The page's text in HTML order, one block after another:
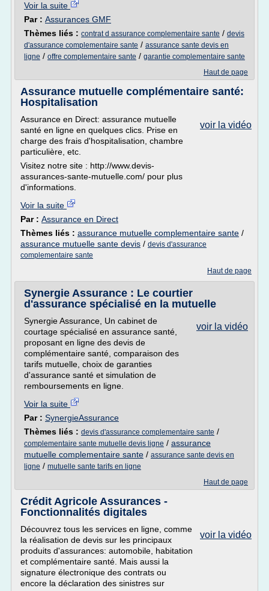
Voir la suite
Par : Assurances GMF
Thèmes liés : contrat d assurance complementaire sante / devis
d'assurance complementaire sante / assurance sante devis en
ligne / offre complementaire sante / garantie complementaire sante
Haut de page
Assurance mutuelle complémentaire santé:
Hospitalisation
voir la vidéo
Assurance en Direct: assurance mutuelle
santé en ligne en quelques clics. Prise en
charge des frais d'hospitalisation, chambre
particulière, etc.
Visitez notre site : http://www.devis-
assurances-sante-mutuelle.com/ pour plus
d'informations.
Voir la suite
Par : Assurance en Direct
Thèmes liés : assurance mutuelle complementaire sante /
assurance mutuelle sante devis / devis d'assurance
complementaire sante
Haut de page
Synergie Assurance : Le courtier
d'assurance spécialisé en la mutuelle
voir la vidéo
Synergie Assurance, Un cabinet de
courtage spécialisé en assurance santé,
proposant en ligne des devis de
complémentaire santé, comparaison des
tarifs mutuelle, choix de garanties
d'assurance santé et simulation de
remboursements en ligne.
Voir la suite
Par : SynergieAssurance
Thèmes liés : devis d'assurance complementaire sante /
complementaire sante mutuelle devis ligne / assurance
mutuelle complementaire sante / assurance sante devis en
ligne / mutuelle sante tarifs en ligne
Haut de page
Crédit Agricole Assurances -
Fonctionnalités digitales
voir la vidéo
Découvrez tous les services en ligne, comme
la réalisation de devis sur les principaux
produits d'assurances: automobile, habitation
et complémentaire santé. Mais aussi la
signature électronique des contrats ou
encore la déclaration des sinistres sur